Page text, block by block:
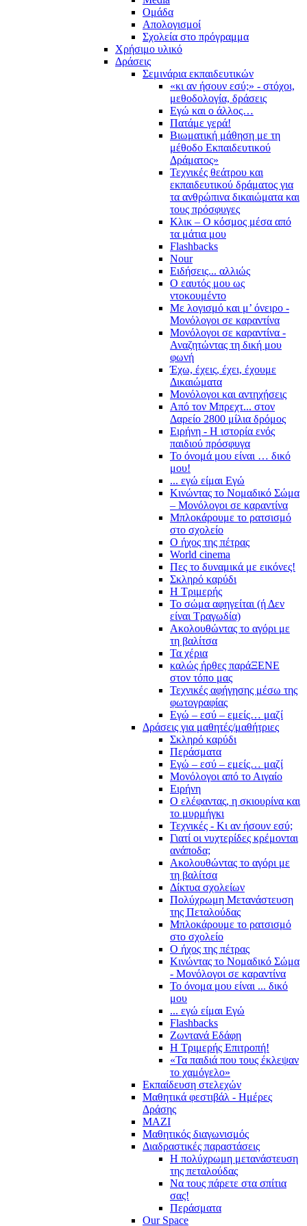
Ομάδα
Απολογισμοί
Σχολεία στο πρόγραμμα
Χρήσιμο υλικό
Δράσεις
Σεμινάρια εκπαιδευτικών
«κι αν ήσουν εσύ;» - στόχοι,
μεθοδολογία, δράσεις
Εγώ και ο άλλος…
Πατάμε γερά!
Βιωματική μάθηση με τη
μέθοδο Εκπαιδευτικού
Δράματος»
Τεχνικές θεάτρου και
εκπαιδευτικού δράματος για
τα ανθρώπινα δικαιώματα και
τους πρόσφυγες
Κλικ – Ο κόσμος μέσα από
τα μάτια μου
Flashbacks
Nour
Ειδήσεις... αλλιώς
Ο εαυτός μου ως
ντοκουμέντο
Με λογισμό και μ’ όνειρο -
Μονόλογοι σε καραντίνα
Μονόλογοι σε καραντίνα -
Αναζητώντας τη δική μου
φωνή
Έχω, έχεις, έχει, έχουμε
Δικαιώματα
Μονόλογοι και αντηχήσεις
Από τον Μπρεχτ... στον
Δαρείο 2800 μίλια δρόμος
Ειρήνη - Η ιστορία ενός
παιδιού πρόσφυγα
Το όνομά μου είναι … δικό
μου!
... εγώ είμαι Εγώ
Κινώντας το Νομαδικό Σώμα
– Μονόλογοι σε καραντίνα
Μπλοκάρουμε το ρατσισμό
στο σχολείο
Ο ήχος της πέτρας
World cinema
Πες το δυναμικά με εικόνες!
Σκληρό καρύδι
Η Τριμερής
Το σώμα αφηγείται (ή Δεν
είναι Τραγωδία)
Ακολουθώντας το αγόρι με
τη βαλίτσα
Τα χέρια
καλώς ήρθες παράΞΕΝΕ
στον τόπο μας
Τεχνικές αφήγησης μέσω της
φωτογραφίας
Εγώ – εσύ – εμείς… μαζί
Δράσεις για μαθητές/μαθήτριες
Σκληρό καρύδι
Περάσματα
Εγώ – εσύ – εμείς… μαζί
Μονόλογοι από το Αιγαίο
Ειρήνη
Ο ελέφαντας, η σκιουρίνα και
το μυρμήγκι
Τεχνικές - Κι αν ήσουν εσύ;
Γιατί οι νυχτερίδες κρέμονται
ανάποδα;
Ακολουθώντας το αγόρι με
τη βαλίτσα
Δίκτυα σχολείων
Πολύχρωμη Μετανάστευση
της Πεταλούδας
Μπλοκάρουμε το ρατσισμό
στο σχολείο
Ο ήχος της πέτρας
Κινώντας το Νομαδικό Σώμα
- Μονόλογοι σε καραντίνα
Το όνομα μου είναι ... δικό
μου
... εγώ είμαι Εγώ
Flashbacks
Ζωντανά Εδάφη
Η Τριμερής Επιτροπή!
«Τα παιδιά που τους έκλεψαν
το χαμόγελο»
Εκπαίδευση στελεχών
Μαθητικά φεστιβάλ - Ημέρες
Δράσης
ΜΑΖΙ
Μαθητικός διαγωνισμός
Διαδραστικές παραστάσεις
Η πολύχρωμη μετανάστευση
της πεταλούδας
Να τους πάρετε στα σπίτια
σας!
Περάσματα
Our Space